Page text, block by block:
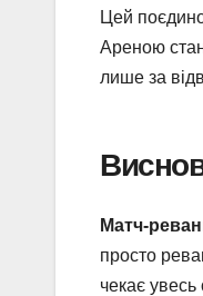
Цей
Ареною
лише за
Матч-
просто
чекає увесь